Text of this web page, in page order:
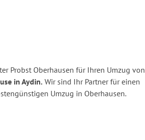
Probst Oberhausen für Ihren Umzug von
in Aydin. Wir sind Ihr Partner für einen
Umzug in Oberhausen.